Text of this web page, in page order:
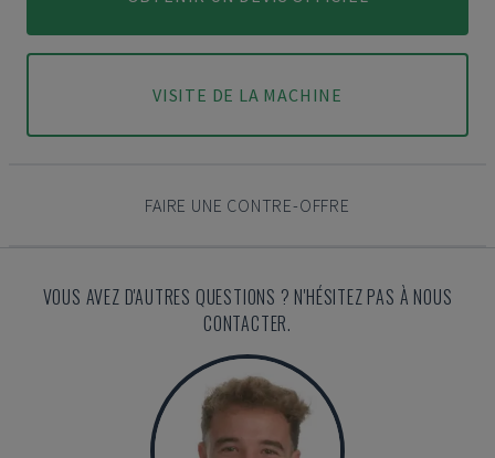
VISITE DE LA MACHINE
FAIRE UNE CONTRE-OFFRE
VOUS AVEZ D'AUTRES QUESTIONS ? N'HÉSITEZ PAS À NOUS
CONTACTER.